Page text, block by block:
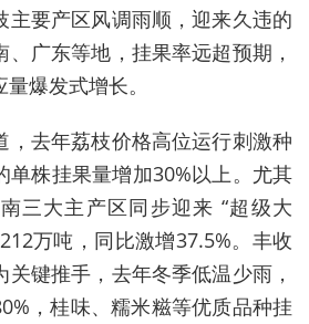
主要产区风调雨顺，迎来久违的
广东等地，挂果率远超预期，
爆发式增长。
，去年荔枝价格高位运行刺激种
单株挂果量增加30%以上。尤其
三大主产区同步迎来 “超级大
万吨，同比激增37.5%。丰收
键推手，去年冬季低温少雨，
，桂味、糯米糍等优质品种挂